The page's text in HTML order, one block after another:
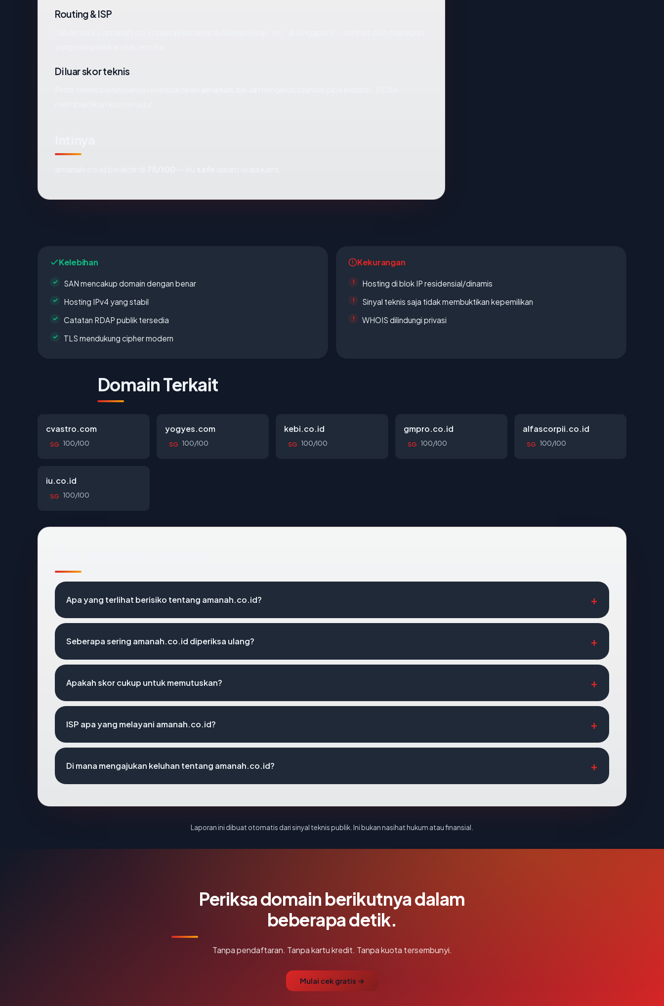
Routing & ISP
Di luar skor teknis
Kelebihan
SAN mencakup domain dengan benar
Hosting IPv4 yang stabil
Catatan RDAP publik tersedia
TLS mendukung cipher modern
Kekurangan
Hosting di blok IP residensial/dinamis
Sinyal teknis saja tidak membuktikan kepemilikan
WHOIS dilindungi privasi
Domain Terkait
cvastro.com
SG 100/100
yogyes.com
SG 100/100
kebi.co.id
SG 100/100
gmpro.co.id
SG 100/100
alfascorpii.co.id
SG 100/100
iu.co.id
SG 100/100
Apa yang terlihat berisiko tentang amanah.co.id?
Seberapa sering amanah.co.id diperiksa ulang?
Apakah skor cukup untuk memutuskan?
ISP apa yang melayani amanah.co.id?
Di mana mengajukan keluhan tentang amanah.co.id?
Laporan ini dibuat otomatis dari sinyal teknis publik. Ini bukan nasihat hukum atau finansial.
Periksa domain berikutnya dalam
beberapa detik.
Tanpa pendaftaran. Tanpa kartu kredit. Tanpa kuota tersembunyi.
Mulai cek gratis →